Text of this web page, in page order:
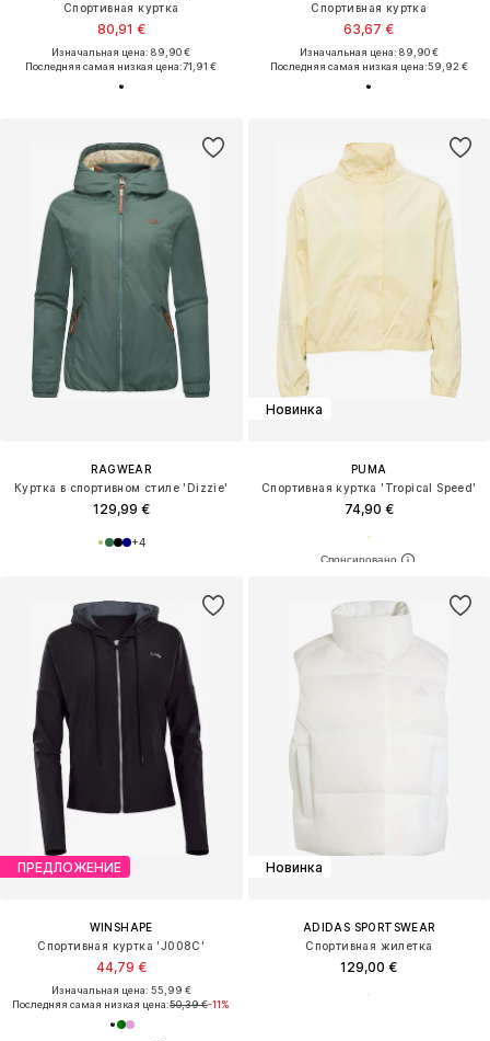
Спортивная куртка
80,91 €
Изначальная цена: 89,90 €
Последняя самая низкая цена:71,91 €
Спортивная куртка
63,67 €
Изначальная цена: 89,90 €
Последняя самая низкая цена:59,92 €
RAGWEAR
Куртка в спортивном стиле 'Dizzie'
129,99 €
+4
Новинка
PUMA
Спортивная куртка 'Tropical Speed'
74,90 €
ПРЕДЛОЖЕНИЕ
WINSHAPE
Спортивная куртка 'J008C'
44,79 €
Изначальная цена: 55,99 €
Последняя самая низкая цена:50,39 €-11%
Новинка
ADIDAS SPORTSWEAR
Спортивная жилетка
129,00 €